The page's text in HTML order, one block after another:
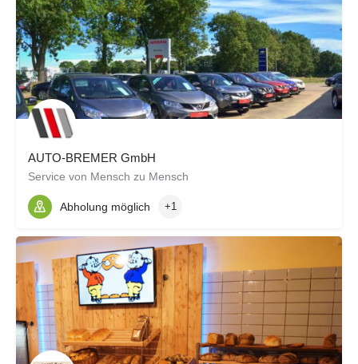
AUTO-BREMER GmbH
Service von Mensch zu Mensch
Abholung möglich +1